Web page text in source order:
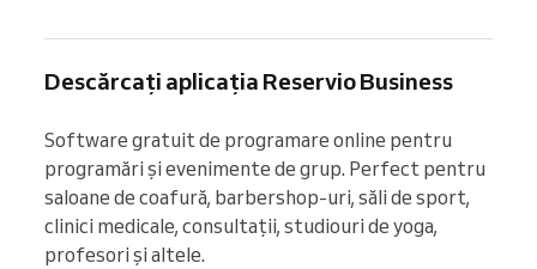
Descărcați aplicația Reservio Business
Software gratuit de programare online pentru
programări și evenimente de grup. Perfect pentru
saloane de coafură, barbershop-uri, săli de sport,
clinici medicale, consultații, studiouri de yoga,
profesori și altele.